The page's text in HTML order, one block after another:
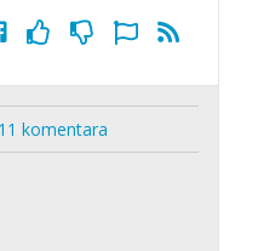
komentara